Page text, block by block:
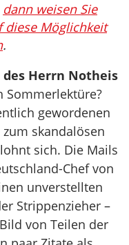
dann weisen Sie
diese Möglichkeit
.
des Herrn Notheis
Sommerlektüre?
gewordenen
skandalösen
sich. Die Mails
Chef von
unverstellten
Strippenzieher –
von Teilen der